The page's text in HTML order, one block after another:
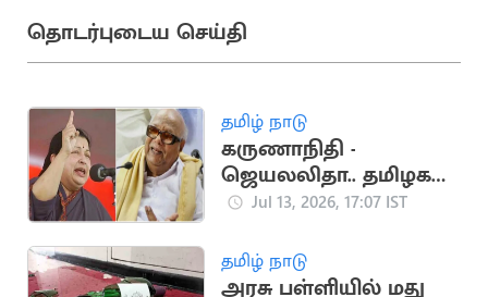
தொடர்புடைய செய்தி
தமிழ் நாடு
கருணாநிதி -
ஜெயலலிதா.. தமிழக
அரசியலை உலுக்கிய
Jul 13, 2026, 17:07 IST
தமிழ் நாடு
அரசு பள்ளியில் மது